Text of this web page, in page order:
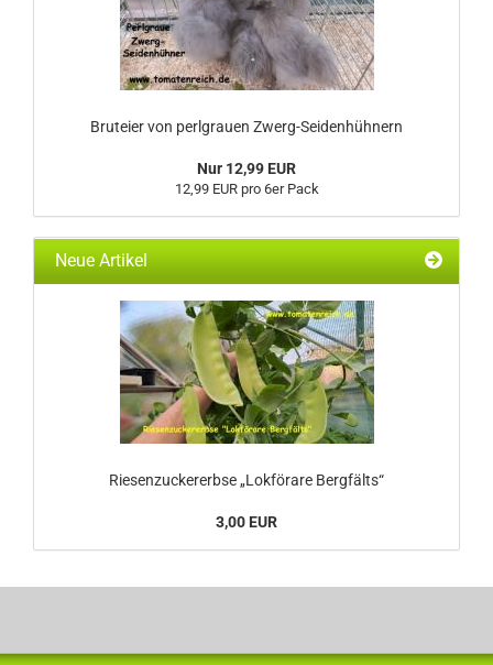
Bruteier von perlgrauen Zwerg-Seidenhühnern
Nur 12,99 EUR
12,99 EUR pro 6er Pack
Neue Artikel
Riesenzuckererbse „Lokförare Bergfälts“
3,00 EUR